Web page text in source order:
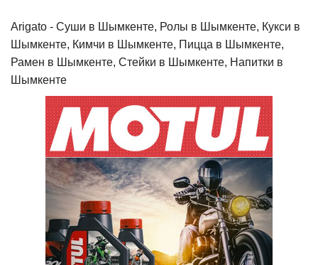
Arigato - Cуши в Шымкенте, Ролы в Шымкенте, Кукси в
Шымкенте, Кимчи в Шымкенте, Пицца в Шымкенте,
Рамен в Шымкенте, Стейки в Шымкенте, Напитки в
Шымкенте